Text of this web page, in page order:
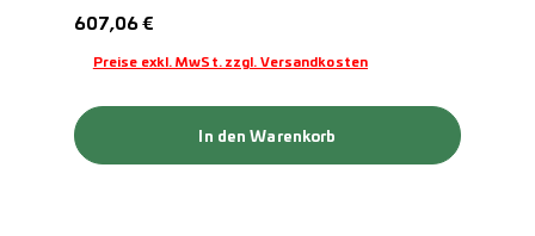
Regulärer Preis:
607,06 €
Preise exkl. MwSt. zzgl. Versandkosten
In den Warenkorb